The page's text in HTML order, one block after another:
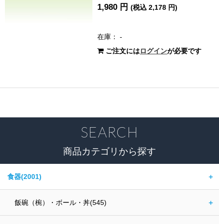
1,980 円(税込 2,178 円)
在庫： -
ご注文にはログインが必要です
SEARCH
商品カテゴリから探す
食器(2001) ＋
飯碗（椀）・ボール・丼(545) ＋